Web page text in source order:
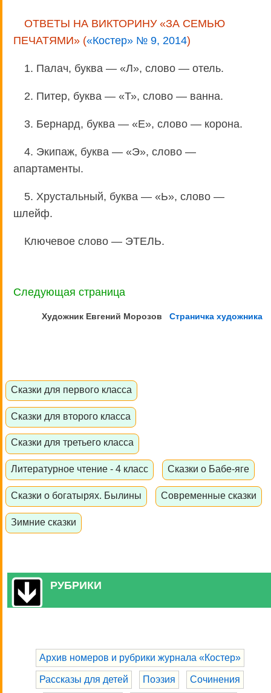
ОТВЕТЫ НА ВИКТОРИНУ «ЗА СЕМЬЮ
ПЕЧАТЯМИ» («Костер» № 9, 2014)
1. Палач, буква — «Л», слово — отель.
2. Питер, буква — «Т», слово — ванна.
3. Бернард, буква — «Е», слово — корона.
4. Экипаж, буква — «Э», слово —
апартаменты.
5. Хрустальный, буква — «Ь», слово —
шлейф.
Ключевое слово — ЭТЕЛЬ.
Следующая страница
Художник Евгений Морозов Страничка художника
Сказки для первого класса
Сказки для второго класса
Сказки для третьего класса
Литературное чтение - 4 класс Сказки о Бабе-яге
Сказки о богатырях. Былины Современные сказки
Зимние сказки
РУБРИКИ
Архив номеров и рубрики журнала «Костер»
Рассказы для детей Поэзия Сочинения